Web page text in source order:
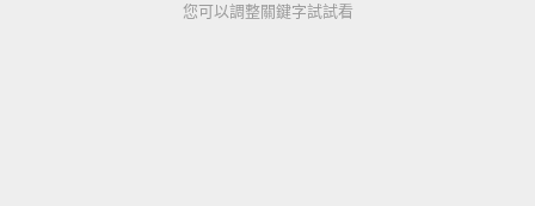
您可以調整關鍵字試試看